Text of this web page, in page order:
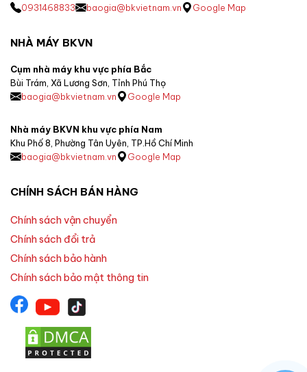
0931468833
baogia@bkvietnam.vn Google Map
NHÀ MÁY BKVN
Cụm nhà máy khu vực phía Bắc
Bùi Trám, Xã Lương Sơn, Tỉnh Phú Thọ
baogia@bkvietnam.vn
Google Map
Nhà máy BKVN khu vực phía Nam
Khu Phố 8, Phường Tân Uyên, TP.Hồ Chí Minh
baogia@bkvietnam.vn
Google Map
CHÍNH SÁCH BÁN HÀNG
Chính sách vận chuyển
Chính sách đổi trả
Chính sách bảo hành
Chính sách bảo mật thông tin